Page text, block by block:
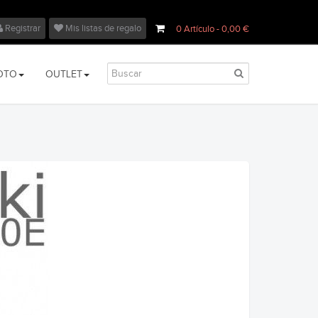
0Artículo- 0,00 €
Registrar Mis listas de regalo
OUTLET